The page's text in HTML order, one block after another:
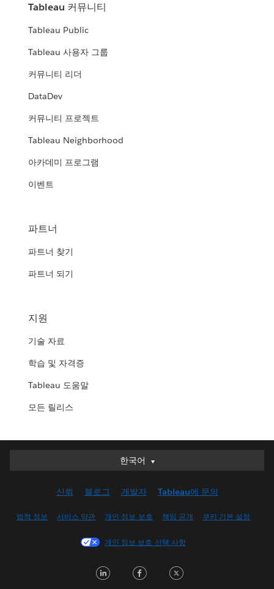
Tableau 커뮤니티
Tableau Public
Tableau 사용자 그룹
커뮤니티 리더
DataDev
커뮤니티 프로젝트
Tableau Neighborhood
아카데미 프로그램
이벤트
파트너
파트너 찾기
파트너 되기
지원
기술 자료
학습 및 자격증
Tableau 도움말
모든 릴리스
한국어
한국어
English (UK)
Français (Canada)
Italiano
신뢰 블로그 개발자 Tableau에 문의
법적 정보 서비스 약관 개인 정보 보호 책임 공개 쿠키 기본 설정
개인 정보 보호 선택 사항
LinkedInFacebook